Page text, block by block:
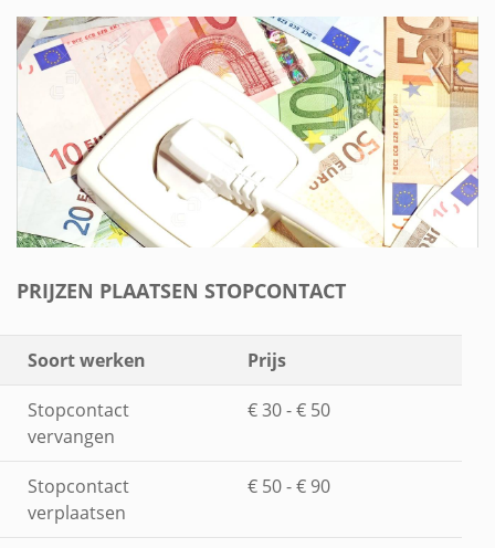
PRIJZEN PLAATSEN STOPCONTACT
Soort werken Prijs
Stopcontact
vervangen
€ 30 - € 50
Stopcontact
verplaatsen
€ 50 - € 90